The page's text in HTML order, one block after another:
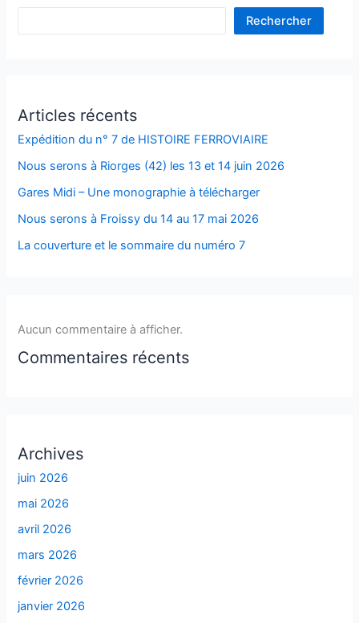
Rechercher
Articles récents
Expédition du n° 7 de HISTOIRE FERROVIAIRE
Nous serons à Riorges (42) les 13 et 14 juin 2026
Gares Midi – Une monographie à télécharger
Nous serons à Froissy du 14 au 17 mai 2026
La couverture et le sommaire du numéro 7
Aucun commentaire à afficher.
Commentaires récents
Archives
juin 2026
mai 2026
avril 2026
mars 2026
février 2026
janvier 2026